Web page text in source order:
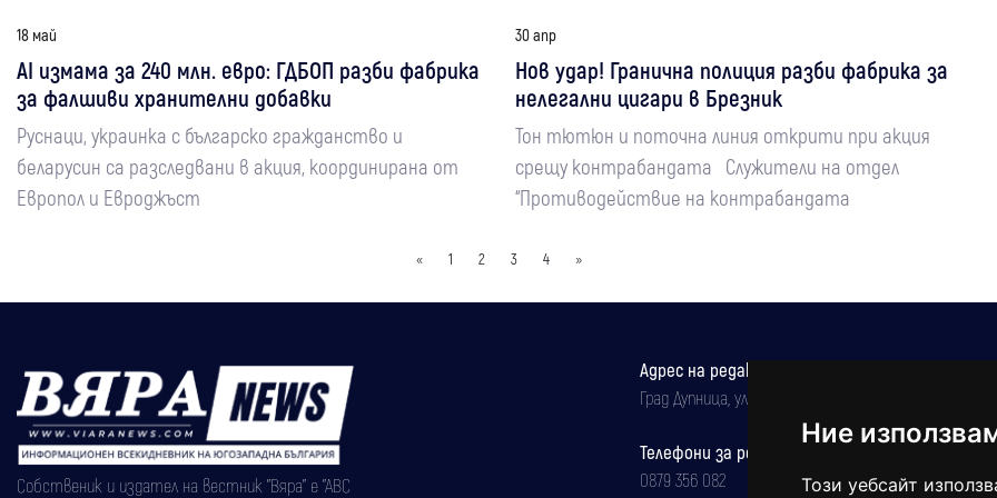
Ние
Този уебсайт
18 май
AI измама за 240 млн. евро: ГДБОП разби фабрика
за фалшиви хранителни добавки
Руснаци, украинка с българско гражданство и
беларусин са разследвани в акция, координирана от
Европол и Евроджъст
30 апр
Нов удар! Гранична полиция разби фабрика за
нелегални цигари в Брезник
Тон тютюн и поточна линия открити при акция
срещу контрабандата Служители на отдел
“Противодействие на контрабандата
« 1 2 3 4 »
Собственик и издател на вестник "Вяра" е "АВС
Адрес на редакцията
Град Дупница, ул.''Христо Ботев" 43
Телефони за реклама и абонаменти
0879 356 082